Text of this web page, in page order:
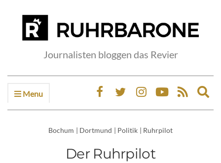
Journalisten bloggen das Revier
Menu
Bochum | Dortmund | Politik | Ruhrpilot
Der Ruhrpilot